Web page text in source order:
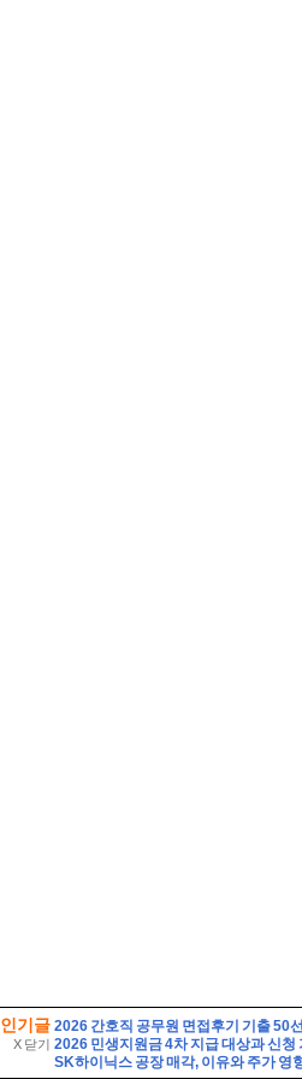
인기글
X 닫기